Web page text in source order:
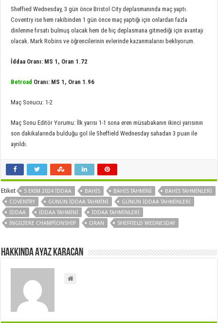
Sheffied Wednesday, 3 gün önce Bristol City deplasmanında maç yaptı.
Coventry ise hem rakibinden 1 gün önce maç yaptığı için onlardan fazla
dinlenme fırsatı bulmuş olacak hem de hiç deplasmana gitmediği için avantajı
olacak. Mark Robins ve öğrencilerinin evlerinde kazanmalarını bekliyorum.
İddaa Oranı: MS 1, Oran 1.72
Betroad Oranı: MS 1, Oran 1.96
Maç Sonucu: 1-2
Maç Sonu Editör Yorumu: İlk yarısı 1-1 sona eren müsabakanın ikinci yarısının
son dakikalarında bulduğu gol ile Sheffield Wednesday sahadan 3 puan ile
ayrıldı.
Etiket 5 EKIM 2024 IDDAA BAHIS BAHIS TAHMINI
BAHIS TAHMINLERI
COVENTRY
GÜNÜN IDDAA TAHMINI
GÜNÜN IDDAA TAHMINLERI
IDDAA
IDDAA TAHMINI
IDDAA TAHMINLERI
İNGILTERE CHAMPIONSHIP
ORAN SHEFFIELD WEDNESDAY
Hakkında Ayaz Karacan